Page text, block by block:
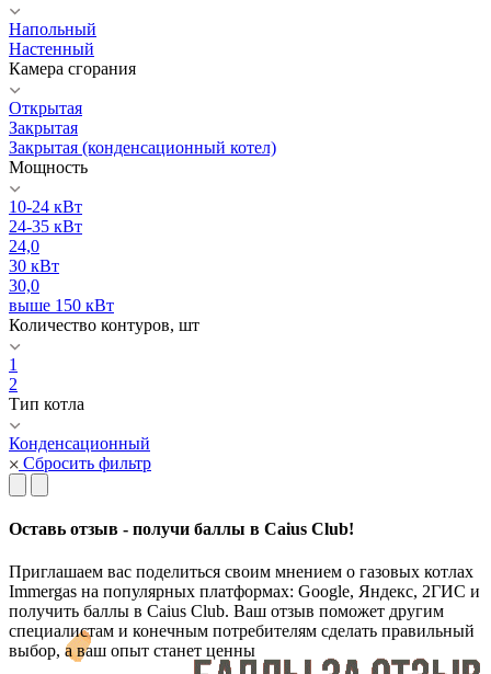
Напольный
Настенный
Камера сгорания
Открытая
Закрытая
Закрытая (конденсационный котел)
Мощность
10-24 кВт
24-35 кВт
24,0
30 кВт
30,0
выше 150 кВт
Количество контуров, шт
1
2
Тип котла
Конденсационный
Сбросить фильтр
Оставь отзыв - получи баллы в Caius Club!
Приглашаем вас поделиться своим мнением о газовых котлах
Immergas на популярных платформах: Google, Яндекс, 2ГИС и
получить баллы в Caius Club. Ваш отзыв поможет другим
специалистам и конечным потребителям сделать правильный
выбор, а ваш опыт станет ценны